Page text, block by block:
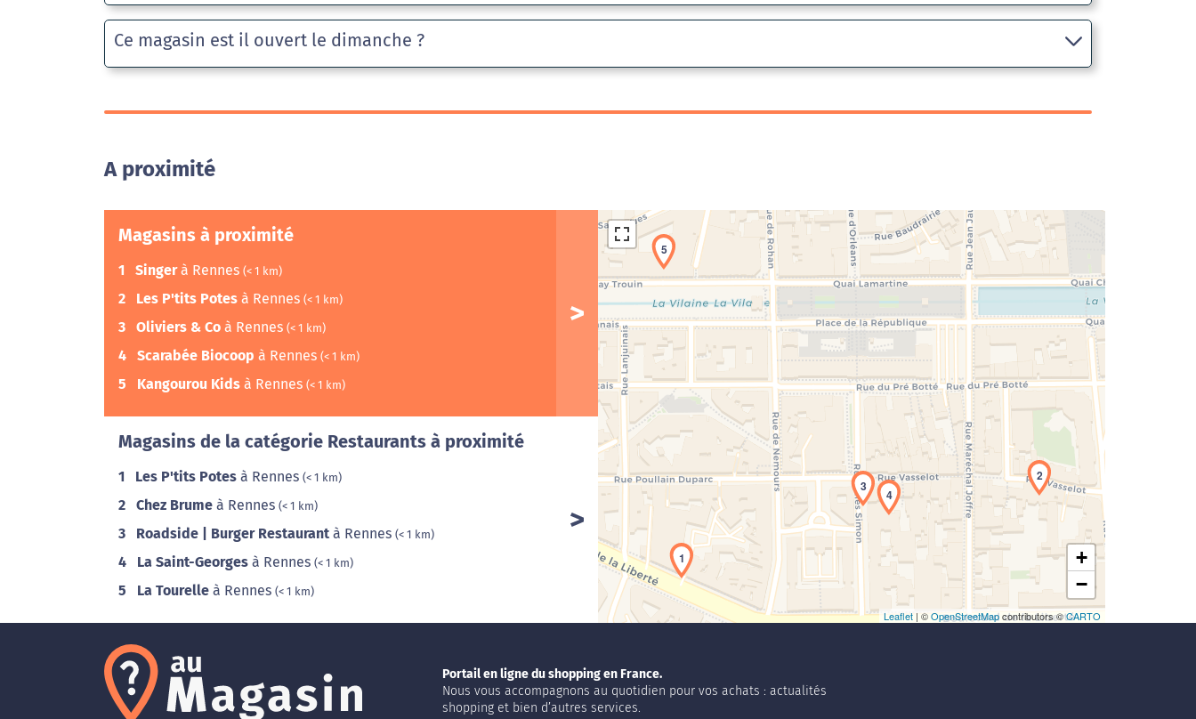
Ce magasin est il ouvert le dimanche ?
A proximité
Magasins à proximité
1 Singerà Rennes (< 1 km)
2 Les P'tits Potes à Rennes (< 1 km)
3 Oliviers & Co à Rennes (< 1 km)
4 Scarabée Biocoop à Rennes (< 1 km)
5 Kangourou Kids à Rennes (< 1 km)
Magasins de la catégorie Restaurants à proximité
1 Les P'tits Potes à Rennes (< 1 km)
2 Chez Brume à Rennes (< 1 km)
3 Roadside | Burger Restaurant à Rennes (< 1 km)
4 La Saint-Georges à Rennes (< 1 km)
5 La Tourelle à Rennes (< 1 km)
Chargement de la carte en cours...
1
2
3
4
5
+
−
Leaflet | ©OpenStreetMapcontributors ©CARTO
Portail en ligne du shopping en France.
Nous vous accompagnons au quotidien pour vos achats : actualités
shopping et bien d’autres services.